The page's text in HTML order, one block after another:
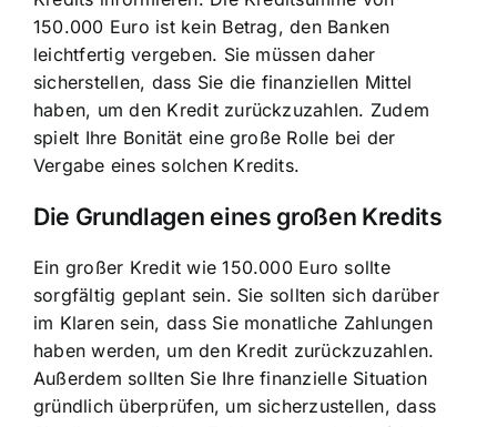
150.000 Euro ist kein Betrag, den Banken
leichtfertig vergeben. Sie müssen daher
sicherstellen, dass Sie die finanziellen Mittel
haben, um den Kredit zurückzuzahlen. Zudem
spielt Ihre Bonität eine große Rolle bei der
Vergabe eines solchen Kredits.
Die Grundlagen eines großen Kredits
Ein großer Kredit wie 150.000 Euro sollte
sorgfältig geplant sein. Sie sollten sich darüber
im Klaren sein, dass Sie monatliche Zahlungen
haben werden, um den Kredit zurückzuzahlen.
Außerdem sollten Sie Ihre finanzielle Situation
gründlich überprüfen, um sicherzustellen, dass